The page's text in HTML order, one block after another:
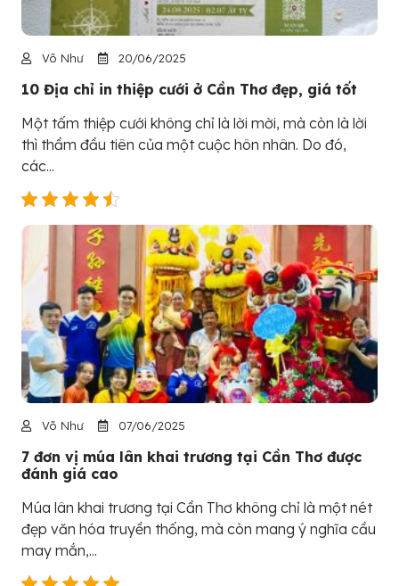
Võ Như 20/06/2025
10 Địa chỉ in thiệp cưới ở Cần Thơ đẹp, giá tốt
Một tấm thiệp cưới không chỉ là lời mời, mà còn là lời
thì thầm đầu tiên của một cuộc hôn nhân. Do đó,
các...
Võ Như 07/06/2025
7 đơn vị múa lân khai trương tại Cần Thơ được
đánh giá cao
Múa lân khai trương tại Cần Thơ không chỉ là một nét
đẹp văn hóa truyền thống, mà còn mang ý nghĩa cầu
may mắn,...